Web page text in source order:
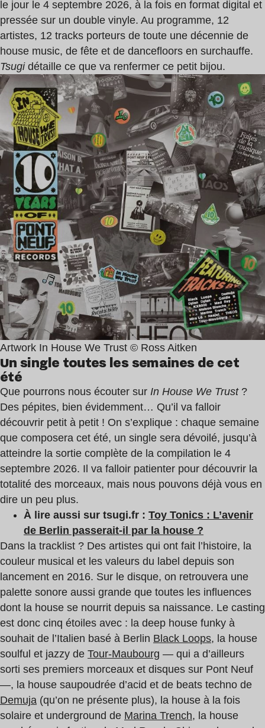
le jour le 4 septembre 2026, à la fois en format digital et
pressée sur un double vinyle. Au programme, 12
artistes, 12 tracks porteurs de toute une décennie de
house music, de fête et de dancefloors en surchauffe.
Tsugidétaille ce que va renfermer ce petit bijou.
Artwork In House We Trust © Ross Aitken
Un single toutes les semaines de cet
été
Que pourrons nous écouter sur In House We Trust?
Des pépites, bien évidemment… Qu’il va falloir
découvrir petit à petit ! On s’explique : chaque semaine
que composera cet été, un single sera dévoilé, jusqu’à
atteindre la sortie complète de la compilation le 4
septembre 2026. Il va falloir patienter pour découvrir la
totalité des morceaux, mais nous pouvons déjà vous en
dire un peu plus.
À lire aussi sur tsugi.fr : Toy Tonics : L’avenir
de Berlin passerait-il par la house ?
Dans la tracklist ? Des artistes qui ont fait l’histoire, la
couleur musical et les valeurs du label depuis son
lancement en 2016. Sur le disque, on retrouvera une
palette sonore aussi grande que toutes les influences
dont la house se nourrit depuis sa naissance. Le casting
est donc cinq étoiles avec : la deep house funky à
souhait de l’Italien basé à Berlin Black Loops, la house
soulful et jazzy de Tour-Maubourg — qui a d’ailleurs
sorti ses premiers morceaux et disques sur Pont Neuf
—, la house saupoudrée d’acid et de beats techno de
Demuja (qu’on ne présente plus), la house à la fois
solaire et underground de Marina Trench, la house